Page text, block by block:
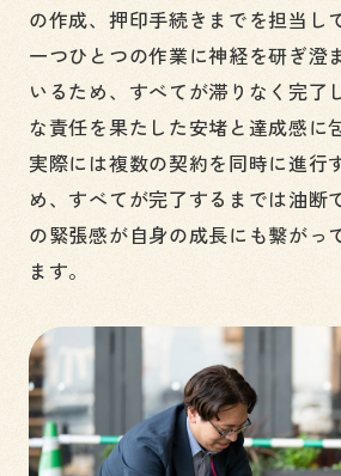
の作成、押印手続きまでを担当し
一つひとつの作業に神経を研ぎ澄
いるため、すべてが滞りなく完了
な責任を果たした安堵と達成感に
実際には複数の契約を同時に進行
め、すべてが完了するまでは油断
の緊張感が自身の成長にも繋がっ
ます。